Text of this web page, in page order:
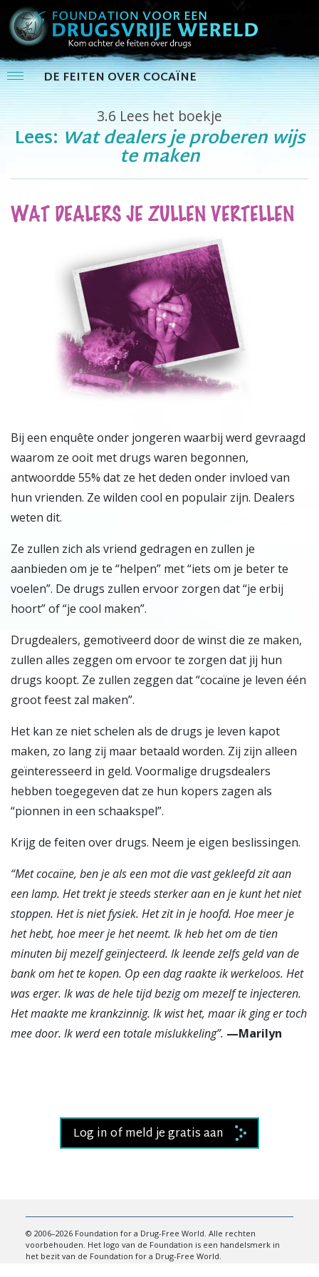
DE FEITEN OVER COCAÏNE
3.6 Lees het boekje
Lees: Wat dealers je proberen wijs
te maken
WAT DEALERS JE ZULLEN VERTELLEN
Bij een enquête onder jongeren waarbij werd gevraagd
waarom ze ooit met drugs waren begonnen,
antwoordde 55% dat ze het deden onder invloed van
hun vrienden. Ze wilden cool en populair zijn. Dealers
weten dit.
Ze zullen zich als vriend gedragen en zullen je
aanbieden om je te “helpen” met “iets om je beter te
voelen”. De drugs zullen ervoor zorgen dat “je erbij
hoort” of “je cool maken”.
Drugdealers, gemotiveerd door de winst die ze maken,
zullen alles zeggen om ervoor te zorgen dat jij hun
drugs koopt. Ze zullen zeggen dat “cocaïne je leven één
groot feest zal maken”.
Het kan ze niet schelen als de drugs je leven kapot
maken, zo lang zij maar betaald worden. Zij zijn alleen
geïnteresseerd in geld. Voormalige drugsdealers
hebben toegegeven dat ze hun kopers zagen als
“pionnen in een schaakspel”.
Krijg de feiten over drugs. Neem je eigen beslissingen.
“Met cocaïne, ben je als een mot die vast gekleefd zit aan
een lamp. Het trekt je steeds sterker aan en je kunt het niet
stoppen. Het is niet fysiek. Het zit in je hoofd. Hoe meer je
het hebt, hoe meer je het neemt. Ik heb het om de tien
minuten bij mezelf geïnjecteerd. Ik leende zelfs geld van de
bank om het te kopen. Op een dag raakte ik werkeloos. Het
was erger. Ik was de hele tijd bezig om mezelf te injecteren.
Het maakte me krankzinnig. Ik wist het, maar ik ging er toch
mee door. Ik werd een totale mislukkeling”. —Marilyn
Log in of meld je gratis aan
© 2006–2026 Foundation for a Drug-Free World. Alle rechten
voorbehouden. Het logo van de Foundation is een handelsmerk in
het bezit van de Foundation for a Drug-Free World.